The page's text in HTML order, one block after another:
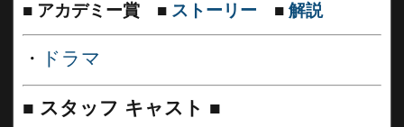
■ アカデミー賞 ■ ストーリー ■ 解説
・ ドラマ
■ スタッフ キャスト ■